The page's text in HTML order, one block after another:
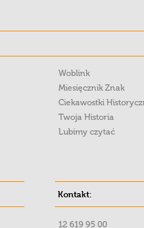
Woblink
Miesięcznik Znak
Ciekawostki
Twoja Historia
Lubimy czytać
Kontakt:
12 619 95 00